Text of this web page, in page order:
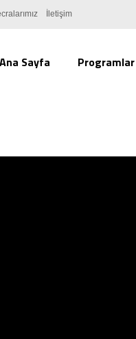
İletişim
Ana Sayfa Programlar